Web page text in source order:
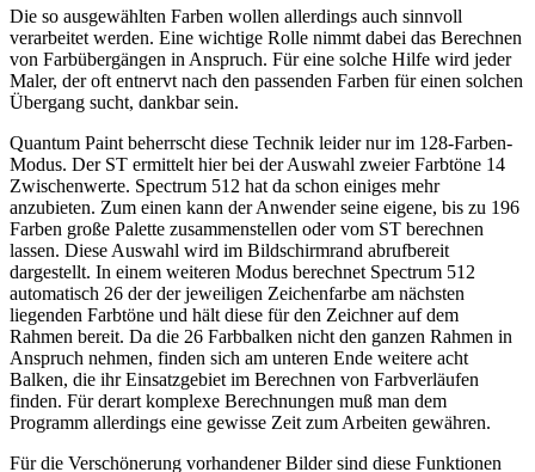
Die so ausgewählten Farben wollen allerdings auch sinnvoll
verarbeitet werden. Eine wichtige Rolle nimmt dabei das Berechnen
von Farbübergängen in Anspruch. Für eine solche Hilfe wird jeder
Maler, der oft entnervt nach den passenden Farben für einen solchen
Übergang sucht, dankbar sein.
Quantum Paint beherrscht diese Technik leider nur im 128-Farben-
Modus. Der ST ermittelt hier bei der Auswahl zweier Farbtöne 14
Zwischenwerte. Spectrum 512 hat da schon einiges mehr
anzubieten. Zum einen kann der Anwender seine eigene, bis zu 196
Farben große Palette zusammenstellen oder vom ST berechnen
lassen. Diese Auswahl wird im Bildschirmrand abrufbereit
dargestellt. In einem weiteren Modus berechnet Spectrum 512
automatisch 26 der der jeweiligen Zeichenfarbe am nächsten
liegenden Farbtöne und hält diese für den Zeichner auf dem
Rahmen bereit. Da die 26 Farbbalken nicht den ganzen Rahmen in
Anspruch nehmen, finden sich am unteren Ende weitere acht
Balken, die ihr Einsatzgebiet im Berechnen von Farbverläufen
finden. Für derart komplexe Berechnungen muß man dem
Programm allerdings eine gewisse Zeit zum Arbeiten gewähren.
Für die Verschönerung vorhandener Bilder sind diese Funktionen